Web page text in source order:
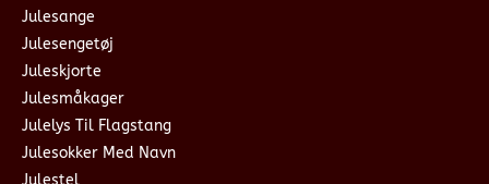
Julesange
Julesengetøj
Juleskjorte
Julesmåkager
Julelys Til Flagstang
Julesokker Med Navn
Julestel